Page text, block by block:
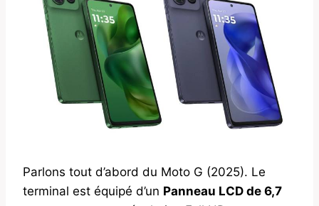
Parlons tout d’abord du Moto G (2025). Le
terminal est équipé d’un Panneau LCD de 6,7